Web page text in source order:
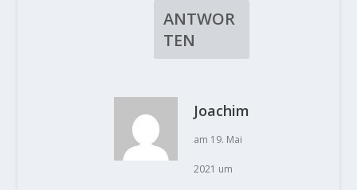
ANTWOR
TEN
Joachim
am 19. Mai
2021 um